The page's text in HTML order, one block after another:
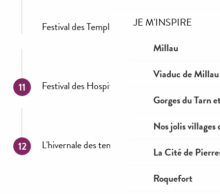
JE M'INSPIRE
Millau
Viaduc de Millau
Gorges du Tarn
Nos jolis villages
La Cité de
Roquefort
Festival des Templiers
11 Festival des Hospitaliers
12 L'hivernale des templiers